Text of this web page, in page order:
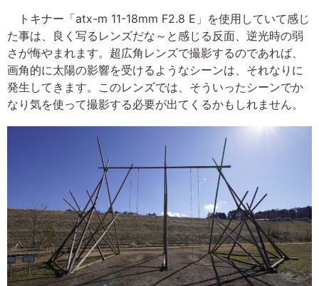
トキナー「atx-m 11-18mm F2.8 E」を使用していて感じ
た事は、良く写るレンズだな～と感じる反面、逆光時の弱
さが悔やまれます。超広角レンズで撮影するのであれば、
画角的に太陽の影響を受けるようなシーンは、それなりに
発生してきます。このレンズでは、そういったシーンでか
なり気を使って撮影する必要が出てくるかもしれません。